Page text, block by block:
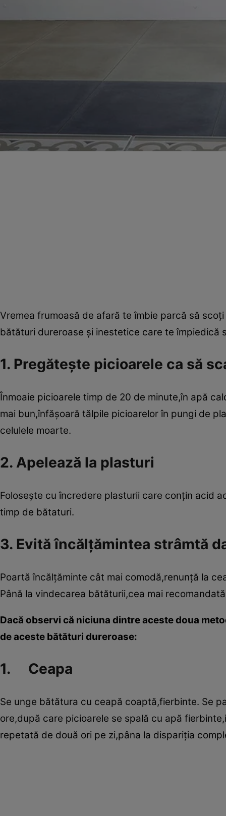
Vremea frumoasă de afară te îmbie parcă să
bătături dureroase şi inestetice care te împiedică
1. Pregăteşte picioarele ca să
Înmoaie picioarele timp de 20 de minute,în apă
mai bun,înfăşoară tălpile picioarelor în pungi de
celulele moarte.
2. Apelează la plasturi
Foloseşte cu încredere plasturii care conţin acid
timp de bătaturi.
3. Evită încălţămintea strâmtă
Poartă încălţăminte cât mai comodă,renunţă la
Până la vindecarea bătăturii,cea mai
Dacă observi că niciuna dintre aceste doua
de aceste bătături dureroase:
1. Ceapa
Se unge bătătura cu ceapă coaptă,fierbinte. Se
ore,după care picioarele se spală cu apă
repetată de două ori pe zi,pâna la dispariţia